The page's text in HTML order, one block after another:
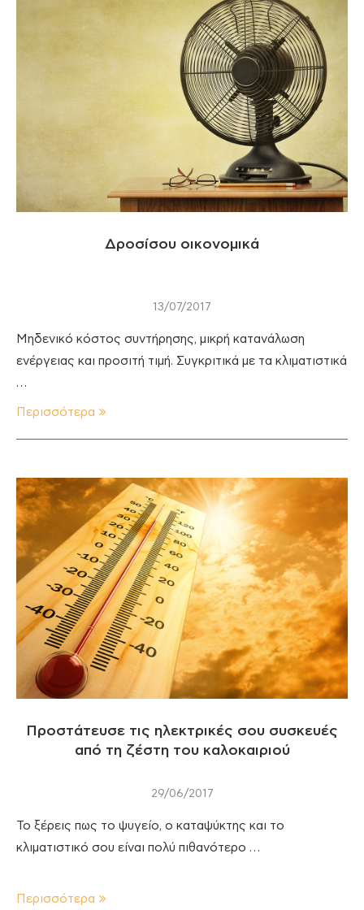
Δροσίσου οικονομικά
13/07/2017
Μηδενικό κόστος συντήρησης, μικρή κατανάλωση
ενέργειας και προσιτή τιμή. Συγκριτικά με τα κλιματιστικά
…
Περισσότερα
Προστάτευσε τις ηλεκτρικές σου συσκευές
από τη ζέστη του καλοκαιριού
29/06/2017
Το ξέρεις πως το ψυγείο, ο καταψύκτης και το
κλιματιστικό σου είναι πολύ πιθανότερο …
Περισσότερα